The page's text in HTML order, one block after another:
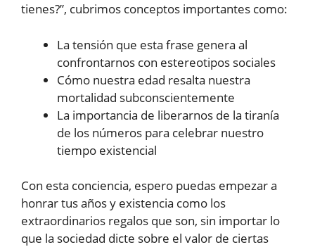
tienes?”, cubrimos conceptos importantes como:
La tensión que esta frase genera al
confrontarnos con estereotipos sociales
Cómo nuestra edad resalta nuestra
mortalidad subconscientemente
La importancia de liberarnos de la tiranía
de los números para celebrar nuestro
tiempo existencial
Con esta conciencia, espero puedas empezar a
honrar tus años y existencia como los
extraordinarios regalos que son, sin importar lo
que la sociedad dicte sobre el valor de ciertas